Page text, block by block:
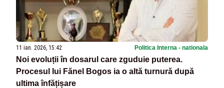
11 ian. 2026, 15:42 Politica Interna - nationala
Noi evoluții în dosarul care zguduie puterea.
Procesul lui Fănel Bogos ia o altă turnură după
ultima înfățișare